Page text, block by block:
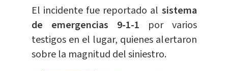
El incidente fue reportado al sistema
de emergencias 9-1-1 por varios
testigos en el lugar, quienes alertaron
sobre la magnitud del siniestro.